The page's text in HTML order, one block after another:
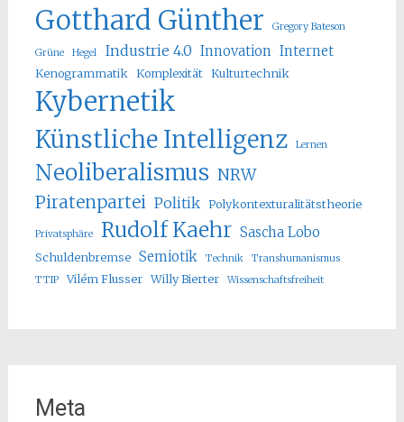
Gotthard Günther Gregory Bateson
Grüne Hegel Industrie 4.0 Innovation Internet
Kenogrammatik Komplexität Kulturtechnik
Kybernetik
Künstliche Intelligenz Lernen
Neoliberalismus NRW
Piratenpartei Politik Polykontexturalitätstheorie
Privatsphäre Rudolf Kaehr Sascha Lobo
Schuldenbremse Semiotik Technik
Transhumanismus
TTIP
Vilém Flusser Willy Bierter Wissenschaftsfreiheit
Meta